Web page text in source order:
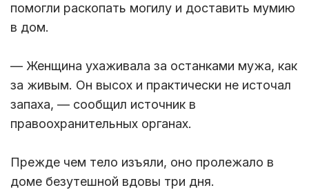
помогли раскопать могилу и доставить мумию
в дом.
— Женщина ухаживала за останками мужа, как
за живым. Он высох и практически не источал
запаха, — сообщил источник в
правоохранительных органах.
Прежде чем тело изъяли, оно пролежало в
доме безутешной вдовы три дня.